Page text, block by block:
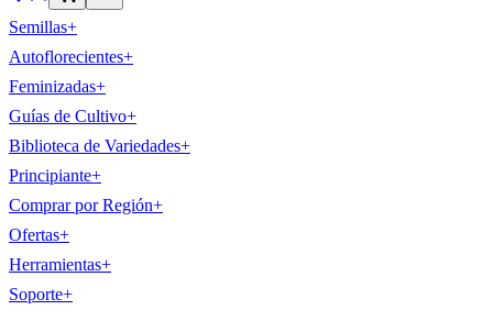
Semillas+
Autoflorecientes+
Feminizadas+
Guías de Cultivo+
Biblioteca de Variedades+
Principiante+
Comprar por Región+
Ofertas+
Herramientas+
Soporte+